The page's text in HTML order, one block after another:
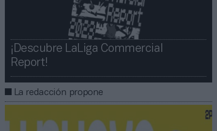
¡Descubre LaLiga Commercial
Report!​​
La redacción propone